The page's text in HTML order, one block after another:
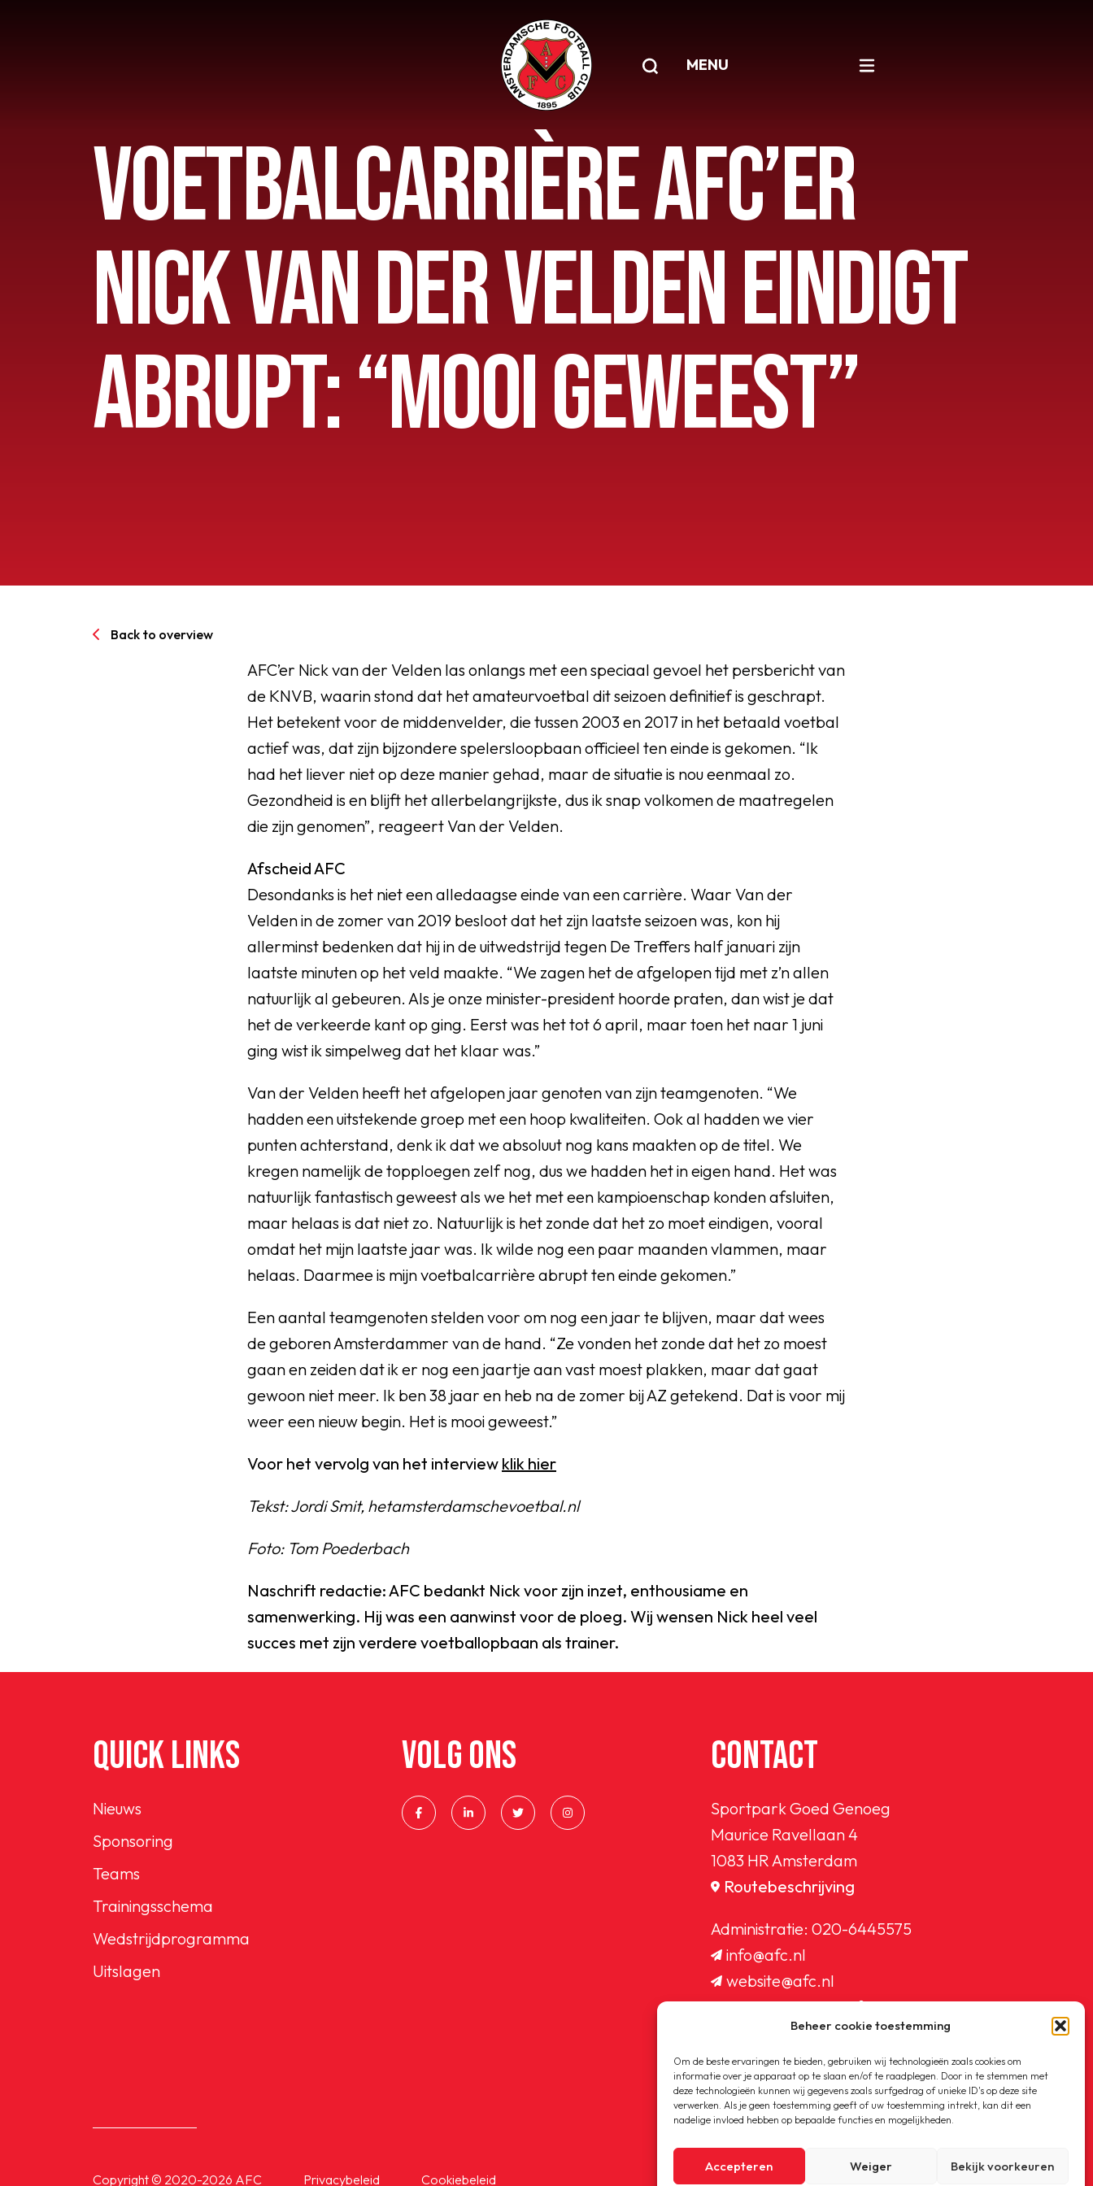
Beheer cookie toestemming
Om de beste ervaringen te bieden, gebruiken wij technologieën zoals cookies om
informatie over je apparaat op te slaan en/of te raadplegen. Door in te stemmen met
deze technologieën kunnen wij gegevens zoals surfgedrag of unieke ID's op deze site
verwerken. Als je geen toestemming geeft of uw toestemming intrekt, kan dit een
nadelige invloed hebben op bepaalde functies en mogelijkheden.
Accepteren Weiger Bekijk voorkeuren
MENU
Home
AFC 1
Teams
Jeugd
Senioren
Clubinfo
SPORTPARK GOED GENOEG
LIDMAATSCHAP
VOETBALCARRIÈRE AFC’ER
NICK VAN DER VELDEN EINDIGT
ABRUPT: “MOOI GEWEEST”
Back to overview
AFC’er Nick van der Velden las onlangs met een speciaal gevoel het persbericht van
de KNVB, waarin stond dat het amateurvoetbal dit seizoen definitief is geschrapt.
Het betekent voor de middenvelder, die tussen 2003 en 2017 in het betaald voetbal
actief was, dat zijn bijzondere spelersloopbaan officieel ten einde is gekomen. “Ik
had het liever niet op deze manier gehad, maar de situatie is nou eenmaal zo.
Gezondheid is en blijft het allerbelangrijkste, dus ik snap volkomen de maatregelen
die zijn genomen”, reageert Van der Velden.
Afscheid AFC
Desondanks is het niet een alledaagse einde van een carrière. Waar Van der
Velden in de zomer van 2019 besloot dat het zijn laatste seizoen was, kon hij
allerminst bedenken dat hij in de uitwedstrijd tegen De Treffers half januari zijn
laatste minuten op het veld maakte. “We zagen het de afgelopen tijd met z’n allen
natuurlijk al gebeuren. Als je onze minister-president hoorde praten, dan wist je dat
het de verkeerde kant op ging. Eerst was het tot 6 april, maar toen het naar 1 juni
ging wist ik simpelweg dat het klaar was.”
Van der Velden heeft het afgelopen jaar genoten van zijn teamgenoten. “We
hadden een uitstekende groep met een hoop kwaliteiten. Ook al hadden we vier
punten achterstand, denk ik dat we absoluut nog kans maakten op de titel. We
kregen namelijk de topploegen zelf nog, dus we hadden het in eigen hand. Het was
natuurlijk fantastisch geweest als we het met een kampioenschap konden afsluiten,
maar helaas is dat niet zo. Natuurlijk is het zonde dat het zo moet eindigen, vooral
omdat het mijn laatste jaar was. Ik wilde nog een paar maanden vlammen, maar
helaas. Daarmee is mijn voetbalcarrière abrupt ten einde gekomen.”
Een aantal teamgenoten stelden voor om nog een jaar te blijven, maar dat wees
de geboren Amsterdammer van de hand. “Ze vonden het zonde dat het zo moest
gaan en zeiden dat ik er nog een jaartje aan vast moest plakken, maar dat gaat
gewoon niet meer. Ik ben 38 jaar en heb na de zomer bij AZ getekend. Dat is voor mij
weer een nieuw begin. Het is mooi geweest.”
Voor het vervolg van het interview klik hier
Tekst: Jordi Smit, hetamsterdamschevoetbal.nl
Foto: Tom Poederbach
Naschrift redactie: AFC bedankt Nick voor zijn inzet, enthousiame en
samenwerking. Hij was een aanwinst voor de ploeg. Wij wensen Nick heel veel
succes met zijn verdere voetballopbaan als trainer.
QUICK LINKS
Nieuws
Sponsoring
Teams
Trainingsschema
Wedstrijdprogramma
Uitslagen
VOLG ONS CONTACT
Sportpark Goed Genoeg
Maurice Ravellaan 4
1083 HR Amsterdam
Routebeschrijving
Administratie: 020-6445575
info@afc.nl
website@afc.nl
wedstrijdzaken@afc.nl
ledenadministratie@afc.nl
Copyright © 2020-2026 AFC Privacybeleid Cookiebeleid